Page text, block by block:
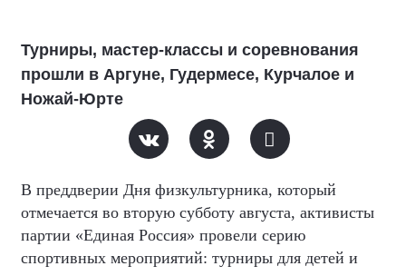
Турниры, мастер-классы и соревнования
прошли в Аргуне, Гудермесе, Курчалое и
Ножай-Юрте
В преддверии Дня физкультурника, который
отмечается во вторую субботу августа, активисты
партии «Единая Россия» провели серию
спортивных мероприятий: турниры для детей и